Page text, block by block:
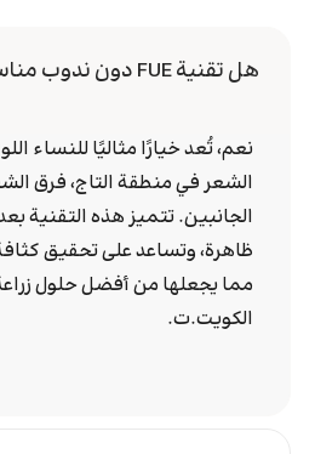
هل تقنية FUE دون ندوب مناسبة للنساء؟
نعم، تُعد خيارًا مثاليًا للنساء
الشعر في منطقة التاج، فرق
الجانبين. تتميز هذه التقنية
ظاهرة، وتساعد على تحقيق
مما يجعلها من أفضل حلول
الكويت.ت.